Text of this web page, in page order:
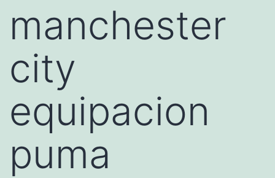
manchester
city
equipacion
puma